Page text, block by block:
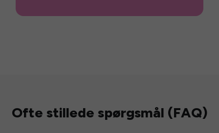
Ofte stillede spørgsmål (FAQ)